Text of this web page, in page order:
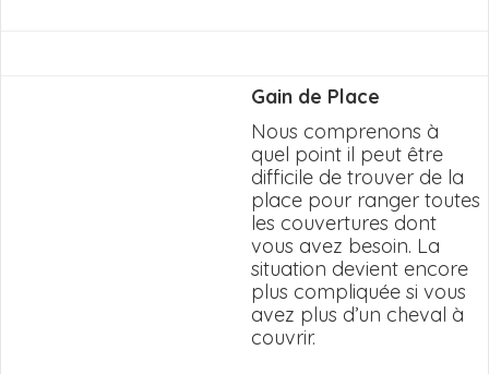
Gain de Place
Nous comprenons à
quel point il peut être
difficile de trouver de la
place pour ranger toutes
les couvertures dont
vous avez besoin. La
situation devient encore
plus compliquée si vous
avez plus d’un cheval à
couvrir.